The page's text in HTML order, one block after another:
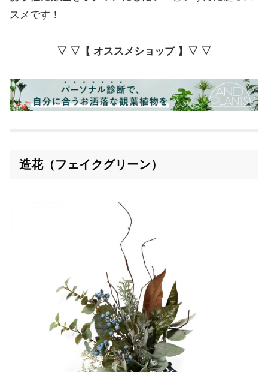
スメです！
▽ ▽【 オススメショップ 】▽ ▽
造花（フェイクグリーン）